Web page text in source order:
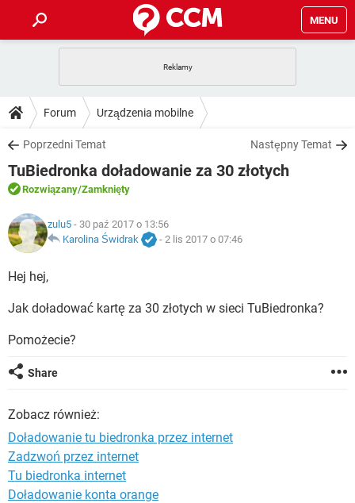
MENU
GRY WHATSAPP
SPOTIFY
INSTAGRAM FACEBOOK
WINDOWS 10
PORADY
PlayStation TIKTOK
SPOTIFY
INSTAGRAM
WINDOWS 10
DO POBRANIA
ANDROID TIKTOK
GRY
IOS
INSTAGRAM
WINDOWS 10
FORUM
COVID-19
GRY WHATSAPP
ARTYKUŁY
COVID-19
GRY
SPOTIFY NETFLIX
INSTAGRAM
Forum Urządzenia mobilne
Poprzedni Temat Następny Temat
TuBiedronka doładowanie za 30 złotych
Rozwiązany/Zamknięty
zulu5 - 30 paź 2017 o 13:56
Karolina Świdrak
- 2 lis 2017 o 07:46
Hej hej,
Jak doładować kartę za 30 złotych w sieci TuBiedronka?
Pomożecie?
Share
Zobacz również:
Doładowanie tu biedronka przez internet
Zadzwoń przez internet
Tu biedronka internet
Doładowanie konta orange